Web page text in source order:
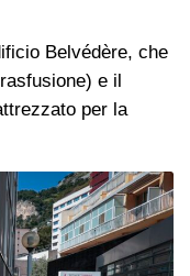
Belvédère, che
e il
per la